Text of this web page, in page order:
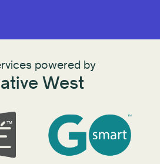
powered by
West